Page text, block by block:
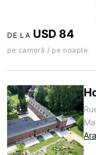
DE LA USD 84
pe cameră / pe noapte